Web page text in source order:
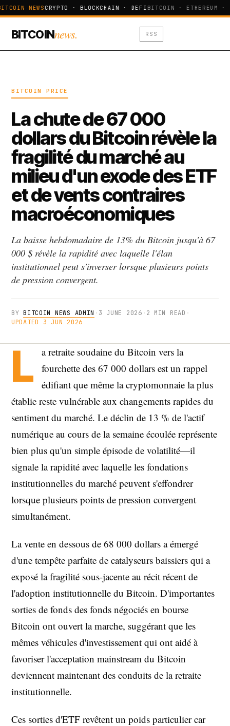
NEWSCRYPTO · BLOCKCHAIN · DEFIBITCOIN · ETHEREUM ·
BITCOINnews. RSS
BITCOIN PRICE
La chute de 67 000
dollars du Bitcoin révèle la
fragilité du marché au
milieu d'un exode des ETF
et de vents contraires
macroéconomiques
La baisse hebdomadaire de 13% du Bitcoin jusqu'à 67
000 $ révèle la rapidité avec laquelle l'élan
institutionnel peut s'inverser lorsque plusieurs points
de pression convergent.
BYBITCOIN NEWS ADMIN · 3 JUNE 2026 · 2 MIN READ ·
UPDATED 3 JUN 2026
L
a retraite soudaine du Bitcoin vers la
fourchette des 67 000 dollars est un rappel
édifiant que même la cryptomonnaie la plus
établie reste vulnérable aux changements rapides du
sentiment du marché. Le déclin de 13 % de l'actif
numérique au cours de la semaine écoulée représente
bien plus qu'un simple épisode de volatilité—il
signale la rapidité avec laquelle les fondations
institutionnelles du marché peuvent s'effondrer
lorsque plusieurs points de pression convergent
simultanément.
La vente en dessous de 68 000 dollars a émergé
d'une tempête parfaite de catalyseurs baissiers qui a
exposé la fragilité sous-jacente au récit récent de
l'adoption institutionnelle du Bitcoin. D'importantes
sorties de fonds des fonds négociés en bourse
Bitcoin ont ouvert la marche, suggérant que les
mêmes véhicules d'investissement qui ont aidé à
favoriser l'acceptation mainstream du Bitcoin
deviennent maintenant des conduits de la retraite
institutionnelle.
Ces sorties d'ETF revêtent un poids particulier car